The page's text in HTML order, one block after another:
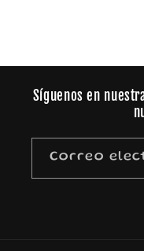
Síguenos en
Correo